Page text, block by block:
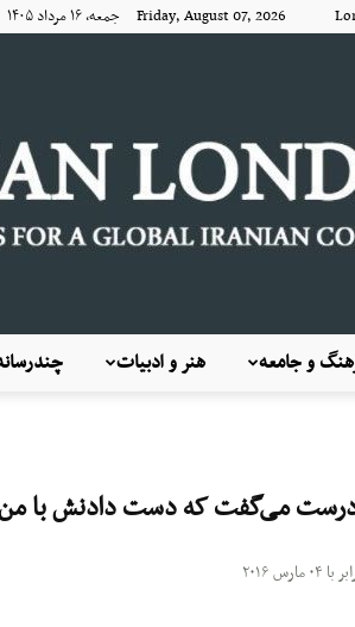
Friday, August 07, 2026 جمعه, ۱۶ مرداد ۱۴۰۵
کیهان
هنر و ادبیات و جامعه
می‌گفت که دست دادنش با من